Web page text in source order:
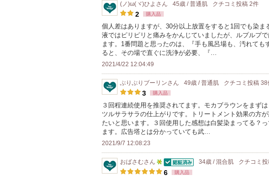
バ
ー
に
お
気
り
登
録
さ
れ
い
ま
(ノ)ω(ヾ)ひよ さん 45歳 / 普通肌 クチコミ投稿 2件
2 購入品
個人差はありますが、30分以上放置をすると1回でも染
液ではピリピリと痛みをかんじていましたが、ルプルプ
ます。1番問題と思ったのは、『手も風呂場も、汚れて
ると、その場で直ぐに洗浄が必要、『…
2021/4/22 12:04:49
ぶりぶりブーリンさん 49歳 / 普通肌 クチコミ投稿 38
3 購入品
３回程連続使用を推奨されてます。モカブラウンをま
ツルサラサラの仕上がりです。トリートメント効果の方
たいと思います。３回使用した感想は白髪染まってる？
ます。広告塔とは分かっていても武…
2021/9/7 12:08:23
おばさむさん
5 認証済
34歳 / 混合肌 クチコミ
6 購入品